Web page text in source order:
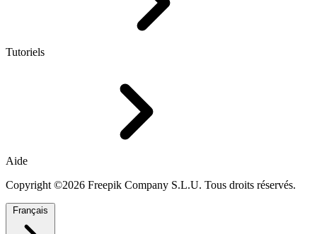
Tutoriels
Aide
Copyright ©2026 Freepik Company S.L.U. Tous droits réservés.
Français